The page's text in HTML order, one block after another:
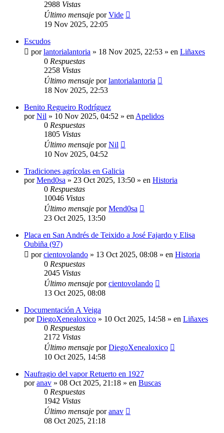
2988 Vistas
Último mensaje porVide
19 Nov 2025, 22:05
Escudos
porlantorialantoria » 18 Nov 2025, 22:53 » en Liñaxes
0 Respuestas
2258 Vistas
Último mensaje porlantorialantoria
18 Nov 2025, 22:53
Benito Regueiro Rodríguez
porNil » 10 Nov 2025, 04:52 » en Apelidos
0 Respuestas
1805 Vistas
Último mensaje porNil
10 Nov 2025, 04:52
Tradiciones agrícolas en Galicia
porMend0sa » 23 Oct 2025, 13:50 » en Historia
0 Respuestas
10046 Vistas
Último mensaje porMend0sa
23 Oct 2025, 13:50
Placa en San Andrés de Teixido a José Fajardo y Elisa
Oubiña (97)
porcientovolando » 13 Oct 2025, 08:08 » en Historia
0 Respuestas
2045 Vistas
Último mensaje porcientovolando
13 Oct 2025, 08:08
Documentación A Veiga
porDiegoXenealoxico » 10 Oct 2025, 14:58 » en Liñaxes
0 Respuestas
2172 Vistas
Último mensaje porDiegoXenealoxico
10 Oct 2025, 14:58
Naufragio del vapor Retuerto en 1927
poranav » 08 Oct 2025, 21:18 » en Buscas
0 Respuestas
1942 Vistas
Último mensaje poranav
08 Oct 2025, 21:18